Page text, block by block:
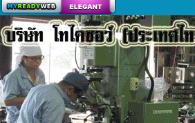
สร้างเว็บ